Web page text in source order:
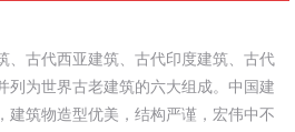
、古代西亚建筑、古代印度建筑、古代
列为世界古老建筑的六大组成。中国建
建筑物造型优美，结构严谨，宏伟中不